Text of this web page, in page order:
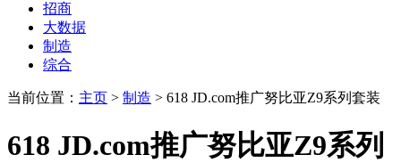
招商
大数据
制造
综合
当前位置： 主页 > 制造 > 618 JD.com推广努比亚Z9系列套装
618 JD.com推广努比亚Z9系列